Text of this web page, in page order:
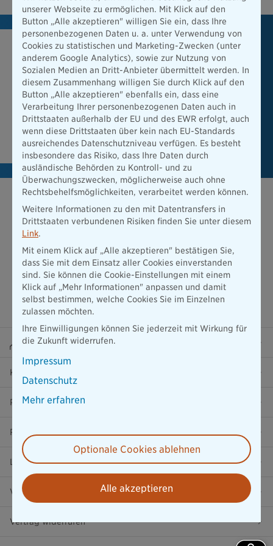
Mehr Infos zum Thema
Lesen Sie hier mehr über unsere Versicherungs- und
Vorsorgeprodukte und erfahren Sie, wie Sie sich optimal
absichern.
Zu den Produktdetails
Beraterportal
Karriere
Presse
Ratgeber
Lob & Kritik
Versicherung in der Nähe
Vertrag widerrufen
unserer Webseite zu ermöglichen. Mit Klick auf den
Button „Alle akzeptieren" willigen Sie ein, dass Ihre
personenbezogenen Daten u. a. unter Verwendung von
Cookies zu statistischen und Marketing-Zwecken (unter
anderem Google Analytics), sowie zur Nutzung von
Sozialen Medien an Dritt-Anbieter übermittelt werden. In
diesem Zusammenhang willigen Sie durch Klick auf den
Button „Alle akzeptieren" ebenfalls ein, dass eine
Verarbeitung Ihrer personenbezogenen Daten auch in
Drittstaaten außerhalb der EU und des EWR erfolgt, auch
wenn diese Drittstaaten über kein nach EU-Standards
ausreichendes Datenschutzniveau verfügen. Es besteht
insbesondere das Risiko, dass Ihre Daten durch
ausländische Behörden zu Kontroll- und zu
Überwachungszwecken, möglicherweise auch ohne
Rechtsbehelfsmöglichkeiten, verarbeitet werden können.
Weitere Informationen zu den mit Datentransfers in
Drittstaaten verbundenen Risiken finden Sie unter diesem
Link.
Mit einem Klick auf „Alle akzeptieren" bestätigen Sie,
dass Sie mit dem Einsatz aller Cookies einverstanden
sind. Sie können die Cookie-Einstellungen mit einem
Klick auf „Mehr Informationen" anpassen und damit
selbst bestimmen, welche Cookies Sie im Einzelnen
zulassen möchten.
Ihre Einwilligungen können Sie jederzeit mit Wirkung für
die Zukunft widerrufen.
Impressum
Datenschutz
Mehr erfahren
Optionale Cookies ablehnen
Alle akzeptieren